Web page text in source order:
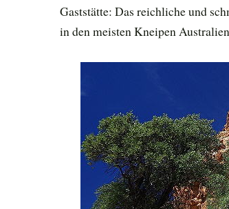
Gaststätte: Das reichliche und
in den meisten Kneipen